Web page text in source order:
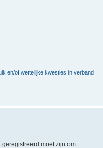
en/of wettelijke kwesties in verband
moet zijn om